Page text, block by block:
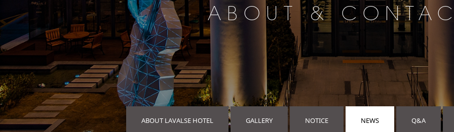
ABOUT &
ABOUT LAVALSE HOTEL GALLERY NOTICE NEWS Q&A